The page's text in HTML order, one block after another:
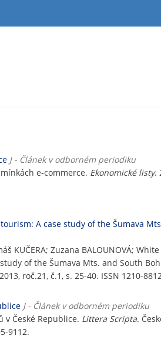
J - Článek v odborném periodiku
e-commerce. Ekonomické listy.
A case study of the Šumava
KUČERA; Zuzana BALOUNOVÁ;
of the Šumava Mts. and South
roč.21, č.1, s. 25-40. ISSN 1210-
J - Článek v odborném periodiku
v České Republice. Littera Scripta.
9112.